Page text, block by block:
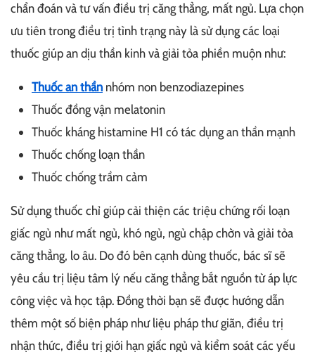
chẩn đoán và tư vấn điều trị căng thẳng, mất ngủ. Lựa chọn
ưu tiên trong điều trị tình trạng này là sử dụng các loại
thuốc giúp an dịu thần kinh và giải tỏa phiền muộn như:
Thuốc an thần nhóm non benzodiazepines
Thuốc đồng vận melatonin
Thuốc kháng histamine H1 có tác dụng an thần mạnh
Thuốc chống loạn thần
Thuốc chống trầm cảm
Sử dụng thuốc chỉ giúp cải thiện các triệu chứng rối loạn
giấc ngủ như mất ngủ, khó ngủ, ngủ chập chờn và giải tỏa
căng thẳng, lo âu. Do đó bên cạnh dùng thuốc, bác sĩ sẽ
yêu cầu trị liệu tâm lý nếu căng thẳng bắt nguồn từ áp lực
công việc và học tập. Đồng thời bạn sẽ được hướng dẫn
thêm một số biện pháp như liệu pháp thư giãn, điều trị
nhận thức, điều trị giới hạn giấc ngủ và kiểm soát các yếu